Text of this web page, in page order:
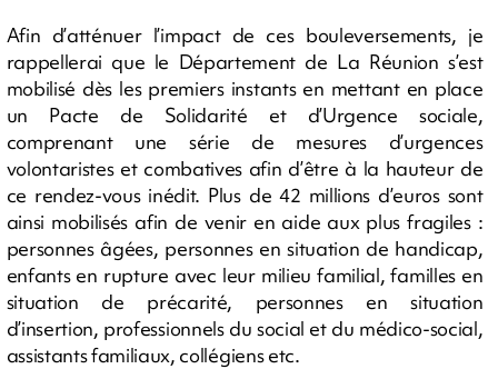
Afin d’atténuer l’impact de ces bouleversements, je
rappellerai que le Département de La Réunion s’est
mobilisé dès les premiers instants en mettant en place
un Pacte de Solidarité et d’Urgence sociale,
comprenant une série de mesures d’urgences
volontaristes et combatives afin d’être à la hauteur de
ce rendez-vous inédit. Plus de 42 millions d’euros sont
ainsi mobilisés afin de venir en aide aux plus fragiles :
personnes âgées, personnes en situation de handicap,
enfants en rupture avec leur milieu familial, familles en
situation de précarité, personnes en situation
d’insertion, professionnels du social et du médico-social,
assistants familiaux, collégiens etc.